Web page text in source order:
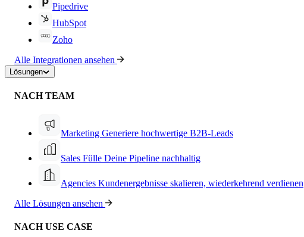
Pipedrive
HubSpot
Zoho
Alle Integrationen ansehen
Lösungen
NACH TEAM
Marketing Generiere hochwertige B2B-Leads
Sales Fülle Deine Pipeline nachhaltig
Agencies Kundenergebnisse skalieren, wiederkehrend verdienen
Alle Lösungen ansehen
NACH USE CASE